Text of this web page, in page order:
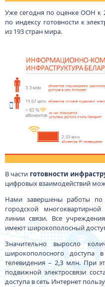
Уже сегодня по оценке ООН к
по индексу готовности к
из 193 стран мира.
В части готовности
цифровых взаимодействий
Нами завершены работы
городской
линии связи. Все
имеют широкополосный
Значительно выросло
широкополосного
телевидения – 2,3 млн. При
подвижной электросвязи
доступа в сеть Интернет